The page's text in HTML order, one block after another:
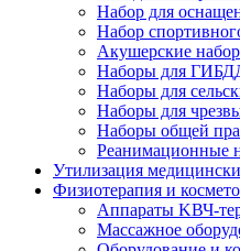
Набор для
Набор
Акушерские
Наборы для
Наборы для
Наборы для
Наборы общей
Реанимационные
Утилизация
Физиотерапия и
Аппараты KВЧ-
Массажное